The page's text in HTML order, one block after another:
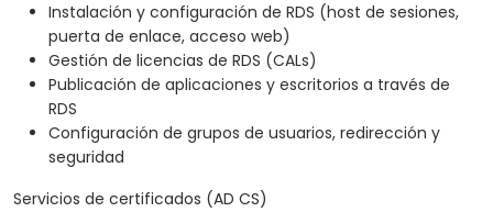
Instalación y configuración de RDS (host de sesiones,
puerta de enlace, acceso web)
Gestión de licencias de RDS (CALs)
Publicación de aplicaciones y escritorios a través de
RDS
Configuración de grupos de usuarios, redirección y
seguridad
Servicios de certificados (AD CS)